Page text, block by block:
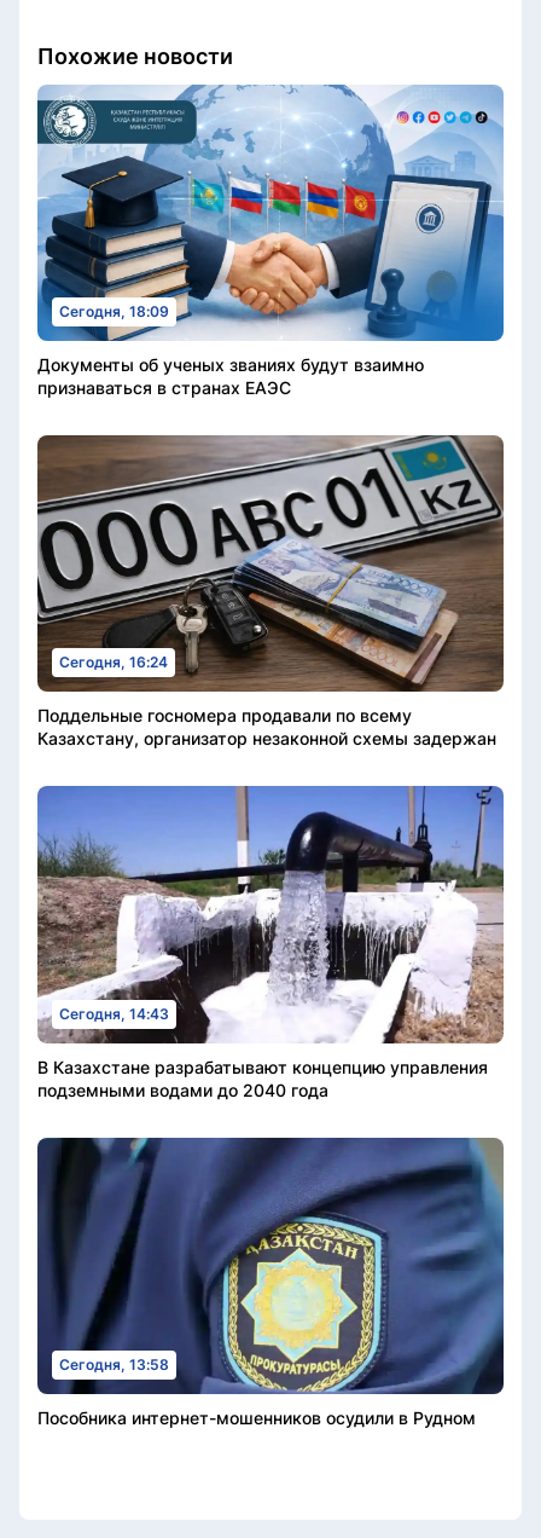
Похожие новости
Сегодня, 18:09
Документы об ученых званиях будут взаимно
признаваться в странах ЕАЭС
Сегодня, 16:24
Поддельные госномера продавали по всему
Казахстану, организатор незаконной схемы задержан
Сегодня, 14:43
В Казахстане разрабатывают концепцию управления
подземными водами до 2040 года
Сегодня, 13:58
Пособника интернет-мошенников осудили в Рудном